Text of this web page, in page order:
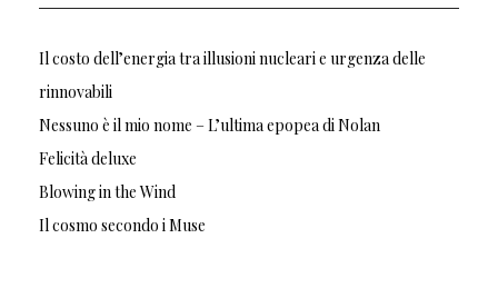
Il costo dell’energia tra illusioni nucleari e urgenza delle
rinnovabili
Nessuno è il mio nome – L’ultima epopea di Nolan
Felicità deluxe
Blowing in the Wind
Il cosmo secondo i Muse